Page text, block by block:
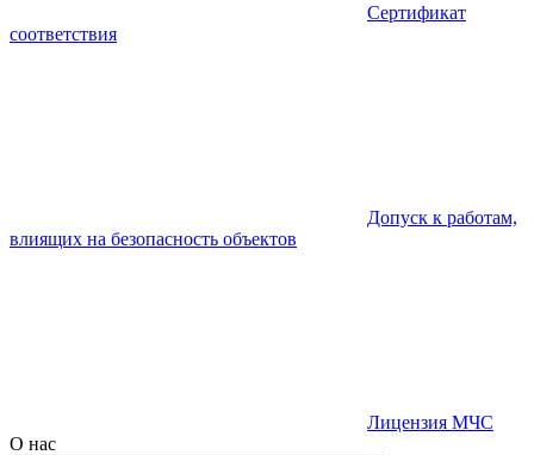
Сертификат
соответствия
Допуск к работам,
влиящих на безопасность объектов
Лицензия МЧС
О нас